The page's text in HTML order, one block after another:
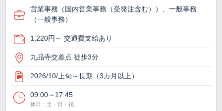
営業事務（国内営業事務（受発注含む））、一般事務
（一般事務）
1,220円～ 交通費支給あり
九品寺交差点 徒歩3分
2026/10/上旬～長期（3カ月以上）
09:00～17:45
休日：土・日・祝